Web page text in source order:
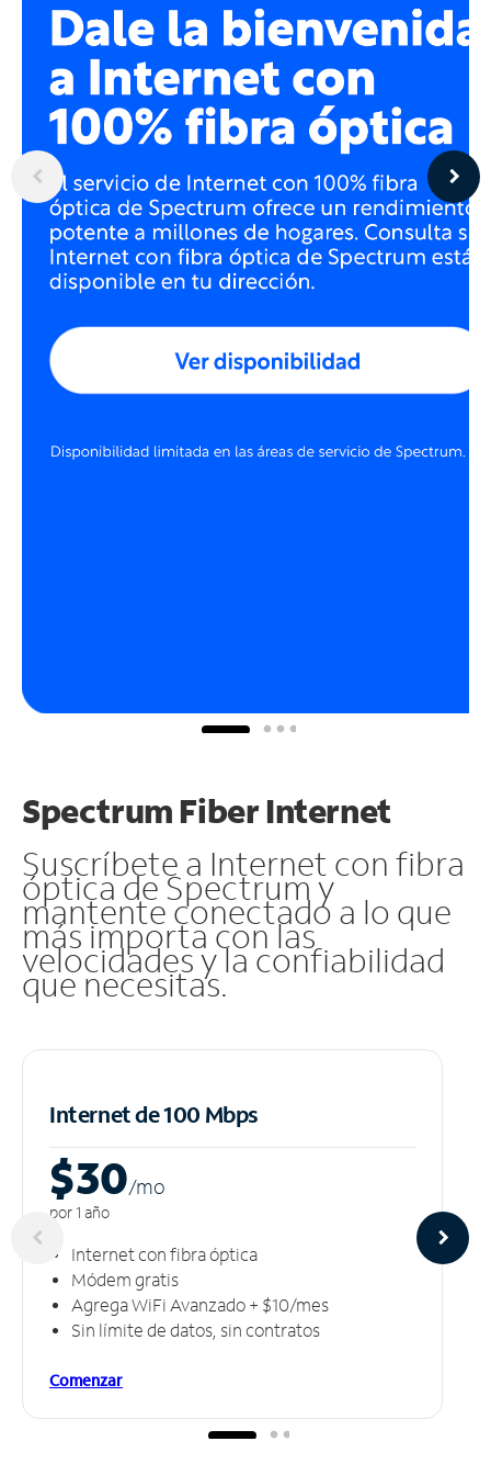
Spectrum Fiber Internet
Suscríbete a Internet con fibra
óptica de Spectrum y
mantente conectado a lo que
más importa con las
velocidades y la confiabilidad
que necesitas.
Internet de 100 Mbps
$30/mo
por 1 año
Internet con fibra óptica
Módem gratis
Agrega WiFi Avanzado + $10/mes
Sin límite de datos, sin contratos
Comenzar